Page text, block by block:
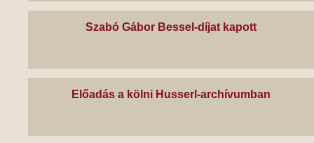
Szabó Gábor Bessel-díjat kapott
Előadás a kölni Husserl-archívumban